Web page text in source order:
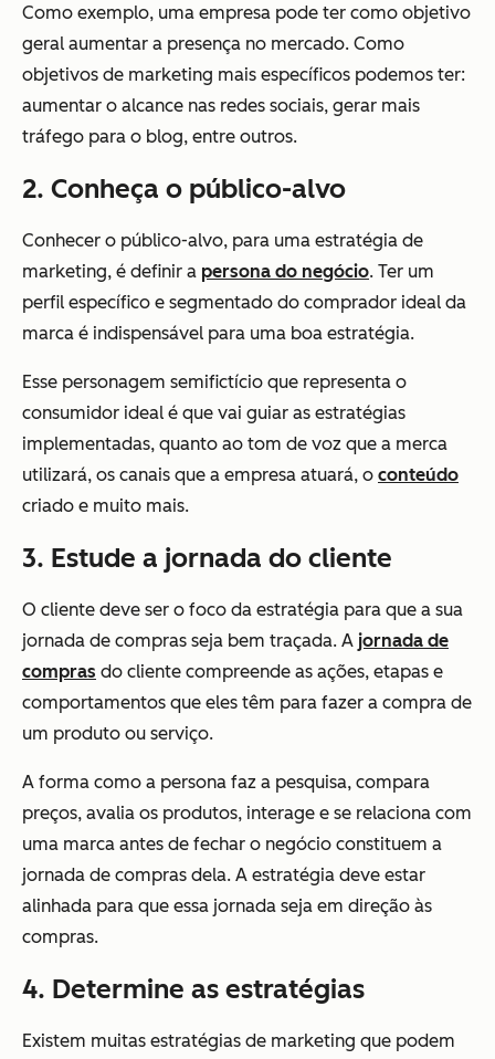
Como exemplo, uma empresa pode ter como objetivo
geral aumentar a presença no mercado. Como
objetivos de marketing mais específicos podemos ter:
aumentar o alcance nas redes sociais, gerar mais
tráfego para o blog, entre outros.
2. Conheça o público-alvo
Conhecer o público-alvo, para uma estratégia de
marketing, é definir a persona do negócio. Ter um
perfil específico e segmentado do comprador ideal da
marca é indispensável para uma boa estratégia.
Esse personagem semifictício que representa o
consumidor ideal é que vai guiar as estratégias
implementadas, quanto ao tom de voz que a merca
utilizará, os canais que a empresa atuará, o conteúdo
criado e muito mais.
3. Estude a jornada do cliente
O cliente deve ser o foco da estratégia para que a sua
jornada de compras seja bem traçada. A jornada de
compras do cliente compreende as ações, etapas e
comportamentos que eles têm para fazer a compra de
um produto ou serviço.
A forma como a persona faz a pesquisa, compara
preços, avalia os produtos, interage e se relaciona com
uma marca antes de fechar o negócio constituem a
jornada de compras dela. A estratégia deve estar
alinhada para que essa jornada seja em direção às
compras.
4. Determine as estratégias
Existem muitas estratégias de marketing que podem